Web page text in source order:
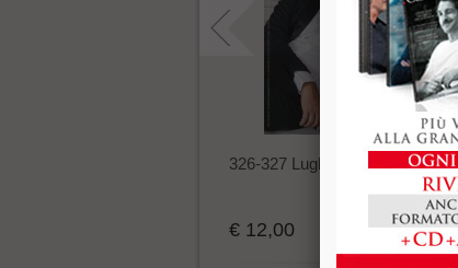
326-327 Luglio - Agosto 2026
€ 12,00 Acquista